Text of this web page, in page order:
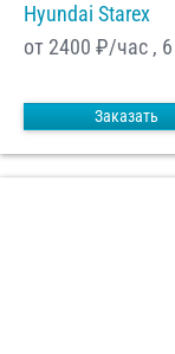
Hyundai Starex
от 2400 ₽/час ,
Заказать